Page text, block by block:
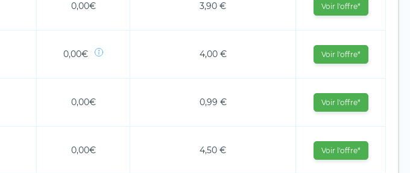
0,00€ 3,90 € Voir l'offre*
0,00€ 4,00 € Voir l'offre*
0,00€ 0,99 € Voir l'offre*
0,00€ 4,50 € Voir l'offre*